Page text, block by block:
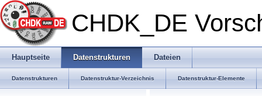
CHDK_DE
Hauptseite Datenstrukturen Dateien
Datenstrukturen Datenstruktur-Verzeichnis Datenstruktur-Elemente